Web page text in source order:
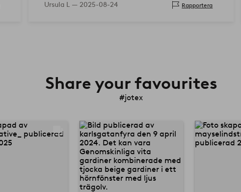
Ursula L — 2025-08-24 Rapportera
Share your favourites
#jotex